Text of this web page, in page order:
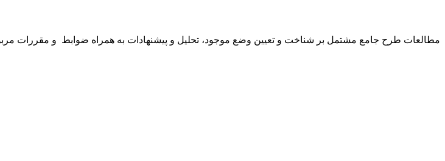
مطالعات طرح جامع مشتمل بر شناخت و تعیین وضع موجود، تحلیل و پیشنهادات به همراه ضوابط و مقررات